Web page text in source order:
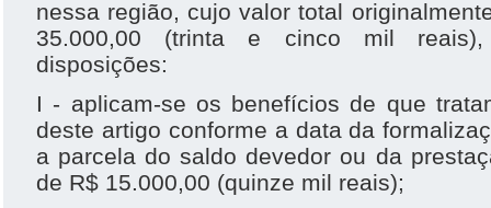
nessa região, cujo valor total
35.000,00 (trinta e cinco mil reais),
disposições:
I - aplicam-se os benefícios de que
deste artigo conforme a data da
a parcela do saldo devedor ou da
de R$ 15.000,00 (quinze mil reais);